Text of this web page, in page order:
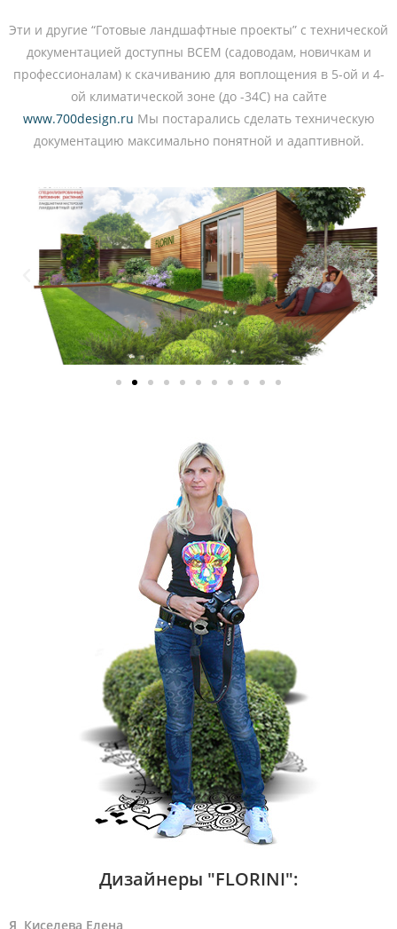
Эти и другие “Готовые ландшафтные проекты” с технической
документацией доступны ВСЕМ (садоводам, новичкам и
профессионалам) к скачиванию для воплощения в 5-ой и 4-
ой климатической зоне (до -34С) на сайте
www.700design.ru Мы постарались сделать техническую
документацию максимально понятной и адаптивной.
Дизайнеры "FLORINI":
Я, Киселева Елена